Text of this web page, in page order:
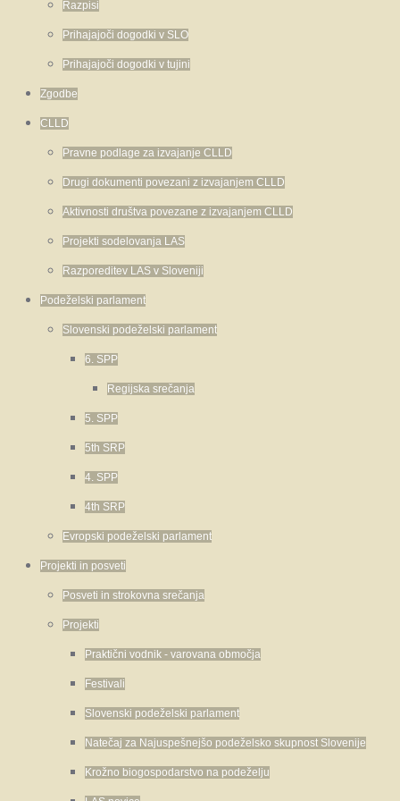
Razpisi
Prihajajoči dogodki v SLO
Prihajajoči dogodki v tujini
Zgodbe
CLLD
Pravne podlage za izvajanje CLLD
Drugi dokumenti povezani z izvajanjem CLLD
Aktivnosti društva povezane z izvajanjem CLLD
Projekti sodelovanja LAS
Razporeditev LAS v Sloveniji
Podeželski parlament
Slovenski podeželski parlament
6. SPP
Regijska srečanja
5. SPP
5th SRP
4. SPP
4th SRP
Evropski podeželski parlament
Projekti in posveti
Posveti in strokovna srečanja
Projekti
Praktični vodnik - varovana območja
Festivali
Slovenski podeželski parlament
Natečaj za Najuspešnejšo podeželsko skupnost Slovenije
Krožno biogospodarstvo na podeželju